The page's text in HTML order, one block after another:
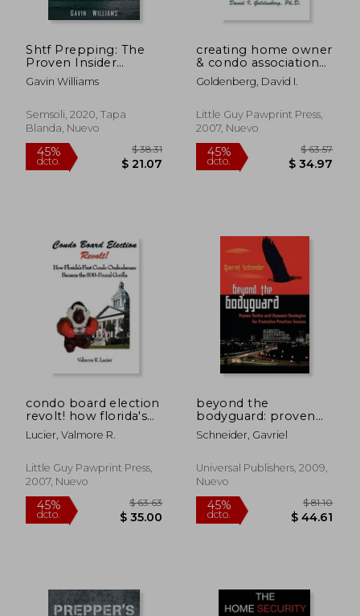
40% 40%
45% $ 107.49 45%
dcto.
Shtf Prepping: The
Proven Insider
Secrets for Survival,
Doomsday and
Gavin Williams
Semsoli, 2020, Tapa
Blanda, Nuevo
creating home owner
& condo association
documents: how to
protect your con-
Goldenberg, David I.
Little Guy Pawprint Press,
2007, Nuevo
condo board election
revolt! how florida's
first condo
ombudsman became
gorilla (en Inglés)
Lucier, Valmore R.
Little Guy Pawprint Press,
2007, Nuevo
beyond the
bodyguard: proven
tactics and dynamic
strategies for
success (en Inglés)
Schneider, Gavriel
Universal Publishers, 2009,
Nuevo